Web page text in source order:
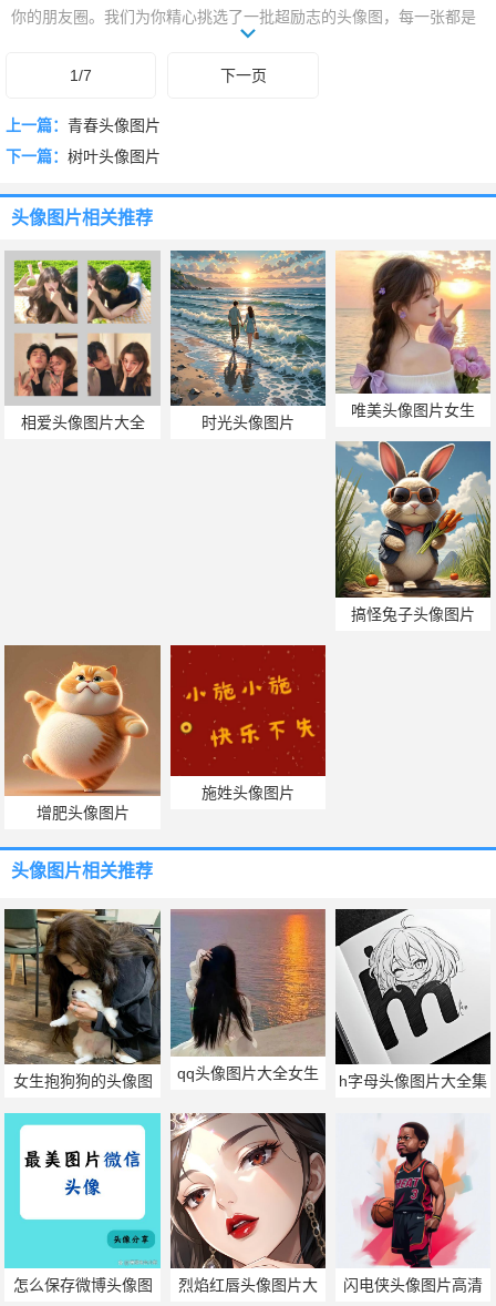
你的朋友圈。我们为你精心挑选了一批超励志的头像图，每一张都是
力量与美的结合。它们无需多言，却能帮你传达积极的生活态度和不
凡品味。滑动查看，总有一款让你瞬间爱上，成为你独一无二的专属
1/7 下一页
上一篇： 青春头像图片
下一篇： 树叶头像图片
头像图片相关推荐
相爱头像图片大全 时光头像图片
唯美头像图片女生
搞怪兔子头像图片
增肥头像图片
施姓头像图片
头像图片相关推荐
女生抱狗狗的头像图
片
qq头像图片大全女生
h字母头像图片大全集
怎么保存微博头像图 烈焰红唇头像图片大 闪电侠头像图片高清